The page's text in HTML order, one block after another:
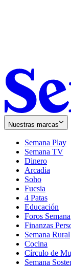
Nuestras marcas
Semana Play
Semana TV
Dinero
Arcadia
Soho
in
new
window
Fucsia
in
new
window
4 Patas
Educación
Foros Semana
Finanzas
Semana Rural
Cocina
Círculo de
Semana